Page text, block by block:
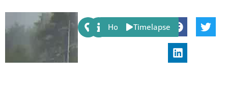
Share:
Host Timelapse